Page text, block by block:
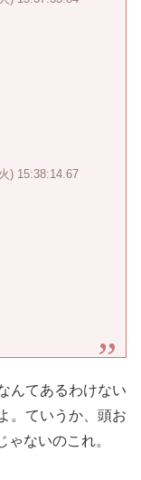
) 15:38:14.67
んてあるわけない
。ていうか、頭お
ないのこれ。